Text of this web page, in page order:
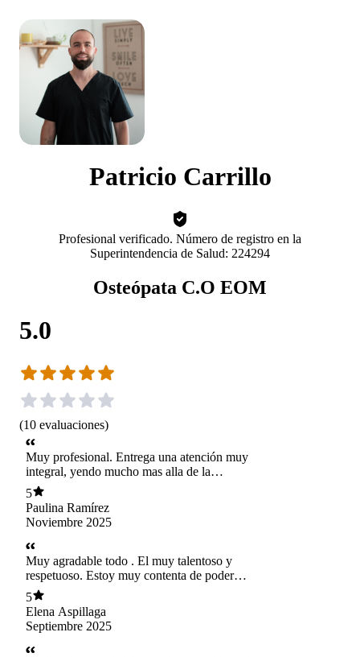
Patricio Carrillo
Profesional verificado. Número de registro en la
Superintendencia de Salud: 224294
Osteópata C.O EOM
5.0
(10 evaluaciones)
Muy profesional. Entrega una atención muy
integral, yendo mucho mas alla de la
kinesiologia. Me alivio mucho un dolor que no
resolvia con nada.
5
Paulina Ramírez
Noviembre 2025
Muy agradable todo . El muy talentoso y
respetuoso. Estoy muy contenta de poder
tratarme con el
5
Elena Aspillaga
Septiembre 2025